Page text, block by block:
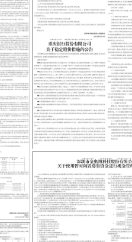
证
份
广州
关
见通
本公
实、
遗漏
广州
司”
证监
反馈
见》
讯网